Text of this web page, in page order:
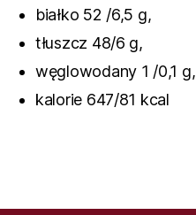
białko 52 /6,5 g,
tłuszcz 48/6 g,
węglowodany 1 /0,1 g,
kalorie 647/81 kcal